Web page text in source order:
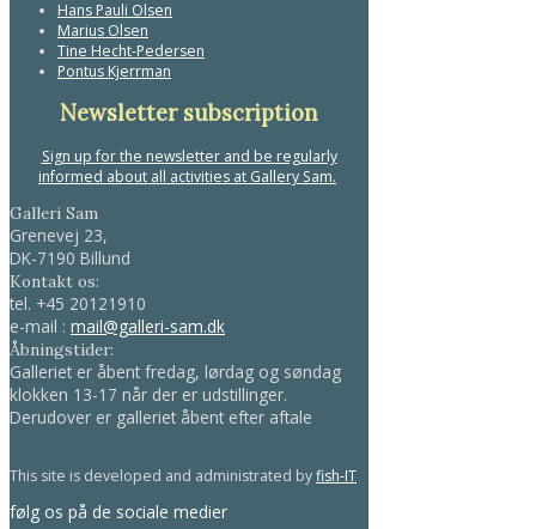
Hans Pauli Olsen
Marius Olsen
Tine Hecht-Pedersen
Pontus Kjerrman
Newsletter subscription
Sign up for the newsletter and be regularly
informed about all activities at Gallery Sam.
Galleri Sam
Grenevej 23,
DK-7190 Billund
Kontakt os:
tel. +45 20121910
e-mail : mail@galleri-sam.dk
Åbningstider:
Galleriet er åbent fredag, lørdag og søndag
klokken 13-17 når der er udstillinger.
Derudover er galleriet åbent efter aftale
This site is developed and administrated byfish-IT
følg os på de sociale medier